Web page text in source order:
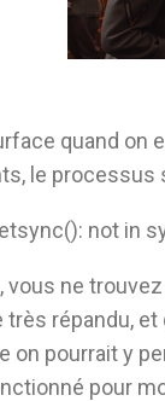
quand on
le processus
not in
ne
répandu,
on pourrait y
pour